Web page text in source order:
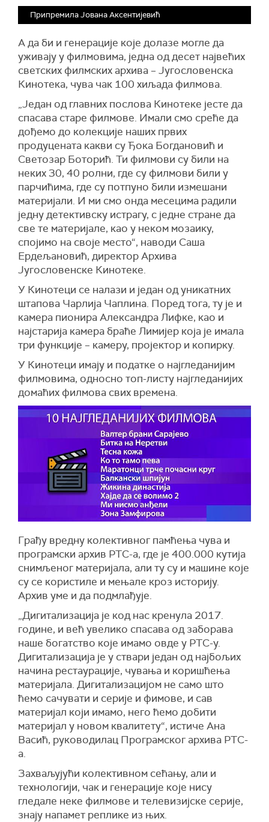
Припремила Јована Аксентијевић
А да би и генерације које долазе могле да
уживају у филмовима, једна од десет највећих
светских филмских архива – Југословенска
Кинотека, чува чак 100 хиљада филмова.
„Један од главних послова Кинотеке јесте да
спасава старе филмове. Имали смо среће да
дођемо до колекције наших првих
продуцената какви су Ђока Богдановић и
Светозар Боторић. Ти филмови су били на
неких 30, 40 ролни, где су филмови били у
парчићима, где су потпуно били измешани
материјали. И ми смо онда месецима радили
једну детективску истрагу, с једне стране да
све те материјале, као у неком мозаику,
спојимо на своје место“, наводи Саша
Ердељановић, директор Архива
Југословенске Кинотеке.
У Кинотеци се налази и један од уникатних
штапова Чарлија Чаплина. Поред тога, ту је и
камера пионира Александра Лифке, као и
најстарија камера браће Лимијер која је имала
три функције – камеру, пројектор и копирку.
У Кинотеци имају и податке о најгледанијим
филмовима, односно топ-листу најгледанијих
домаћих филмова свих времена.
Грађу вредну колективног памћења чува и
програмски архив РТС-а, где је 400.000 кутија
снимљеног материјала, али ту су и машине које
су се користиле и мењале кроз историју.
Архив уме и да подмлађује.
„Дигитализација је код нас кренула 2017.
године, и већ увелико спасава од заборава
наше богатство које имамо овде у РТС-у.
Дигитализација је у ствари један од најбољих
начина рестаурације, чувања и коришћења
материјала. Дигитализацијом не само што
ћемо сачувати и серије и фимове, и сав
материјал који имамо, него ћемо добити
материјал у новом квалитету“, истиче Ана
Васић, руководилац Програмског архива РТС-
а.
Захваљујући колективном сећању, али и
технологији, чак и генерације које нису
гледале неке филмове и телевизијске серије,
знају напамет реплике из њих.